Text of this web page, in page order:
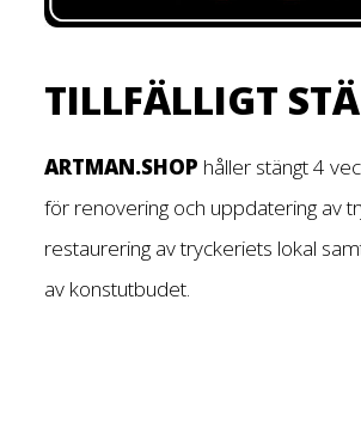
TILLFÄLLIGT
ARTMAN.SHOP håller stängt 4
för renovering och uppdatering av
restaurering av tryckeriets lokal
av konstutbudet.